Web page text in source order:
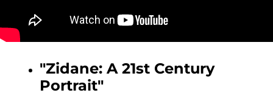
"Zidane: A 21st Century
Portrait"